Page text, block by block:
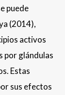
puede
(2014),
activos
por glándulas
Estas
sus efectos